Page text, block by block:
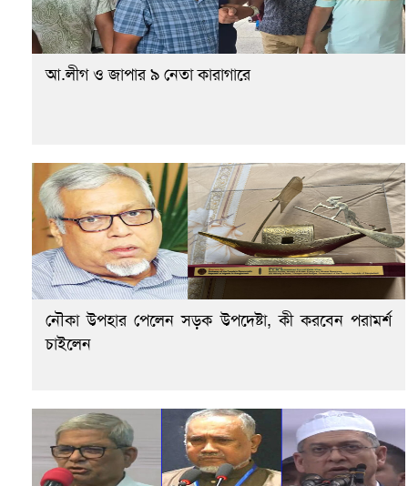
আ.লীগ ও জাপার ৯ নেতা কারাগারে
নৌকা উপহার পেলেন সড়ক উপদেষ্টা, কী করবেন পরামর্শ
চাইলেন